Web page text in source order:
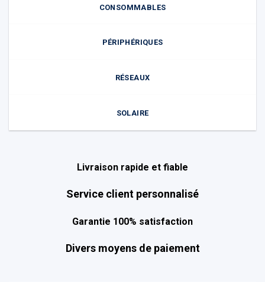
CONSOMMABLES
PÉRIPHÉRIQUES
RÉSEAUX
SOLAIRE
Livraison rapide et fiable
Service client personnalisé
Garantie 100% satisfaction
Divers moyens de paiement